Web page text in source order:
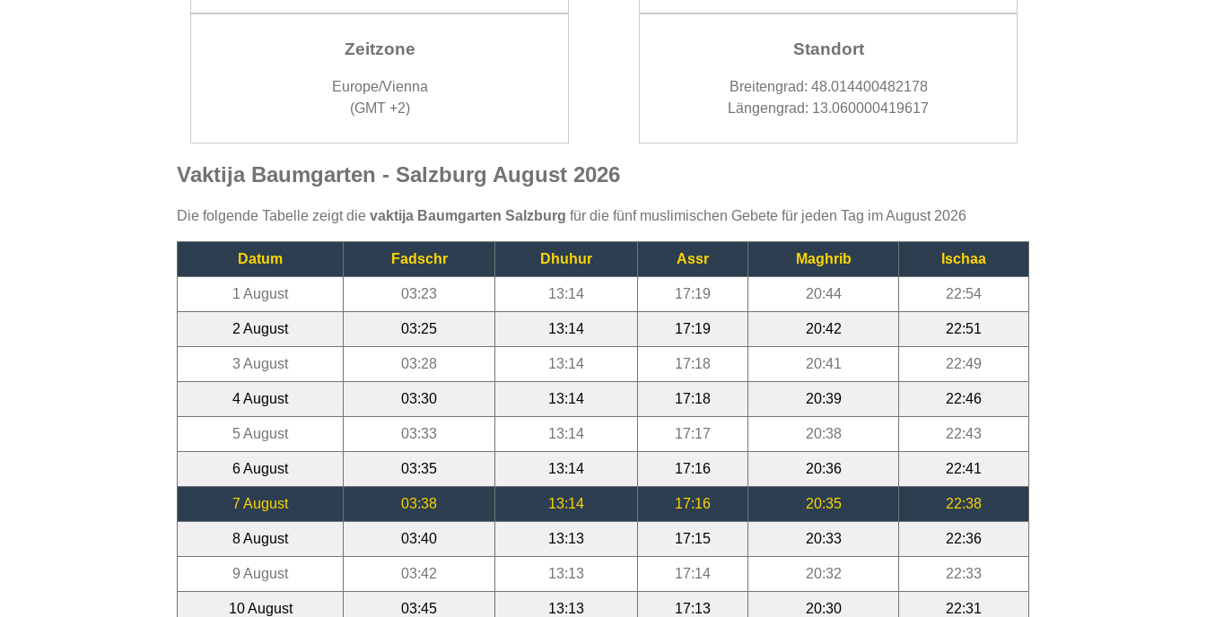
Zeitzone
Europe/Vienna
(GMT +2)
Standort
Breitengrad: 48.014400482178
Längengrad: 13.060000419617
Vaktija Baumgarten - Salzburg August 2026
Die folgende Tabelle zeigt die vaktija Baumgarten Salzburg für die fünf muslimischen Gebete für jeden Tag im August 2026
Datum Fadschr Dhuhur Assr Maghrib Ischaa
1 August 03:23 13:14 17:19 20:44 22:54
2 August 03:25 13:14 17:19 20:42 22:51
3 August 03:28 13:14 17:18 20:41 22:49
4 August 03:30 13:14 17:18 20:39 22:46
5 August 03:33 13:14 17:17 20:38 22:43
6 August 03:35 13:14 17:16 20:36 22:41
7 August 03:38 13:14 17:16 20:35 22:38
8 August 03:40 13:13 17:15 20:33 22:36
9 August 03:42 13:13 17:14 20:32 22:33
10 August 03:45 13:13 17:13 20:30 22:31